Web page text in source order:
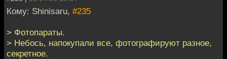
Кому: Shinisaru, #235
> Фотопараты.
> Небось, напокупали все, фотографируют разное,
секретное.